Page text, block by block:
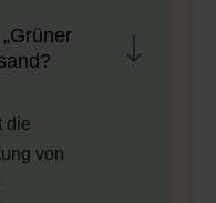
die
von